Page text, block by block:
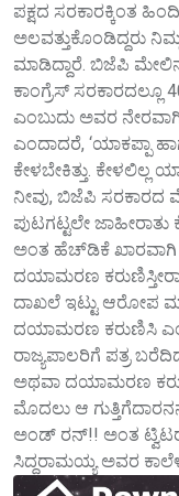
ಪಕ್ಷದ ಸರಕಾರಕ್ಕಿಂತ
ಅಲವತ್ತುಕೊಂಡಿದ್ದರು
ಮಾಡಿದ್ದಾರೆ. ಬಿಜೆಪಿ ಮೇಲಿನ
ಕಾಂಗ್ರೆಸ್ ಸರಕಾರದಲ್ಲೂ
ಎಂಬುದು ಅವರ
ಎಂದಾದರೆ, ‘ಯಾಕಪ್ಪಾ
ಕೇಳಬೇಕಿತ್ತು.
ನೀವು, ಬಿಜೆಪಿ
ಪುಟಗಟ್ಟಲೇ ಜಾಹೀರಾತು
ಅಂತ ಹೆಚ್‌ಡಿಕೆ ಖಾರವಾಗಿ
ದಯಾಮರಣ
ದಾಖಲೆ ಇಟ್ಟು ಆರೋಪ
ದಯಾಮರಣ ಕರುಣಿಸಿ
ರಾಜ್ಯಪಾಲರಿಗೆ ಪತ್ರ
ಅಥವಾ ದಯಾಮರಣ
ಮೊದಲು ಆ
ಅಂಡ್ ರನ್!! ಅಂತ
ಸಿದ್ದರಾಮಯ್ಯ ಅವರ